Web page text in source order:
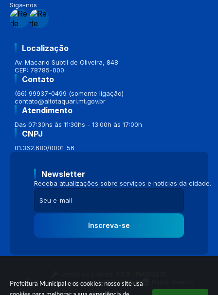
Prefeitura Municipal e os cookies: nosso site usa
Siga-nos
Localização
Av. Macario Subtil de Oliveira, 848
CEP: 78785-000
Contato
(66) 99937-0499 (somente ligação)
contato@altotaquari.mt.gov.br
Atendimento
Das 07:30hs às 11:30hs - 13:00h às 17:00h
CNPJ
01.362.680/0001-56
Newsletter
Receba atualizações sobre serviços e notícias da cidade.
Inscreva-se
Portal atualizado em:04/08/2026 16:58